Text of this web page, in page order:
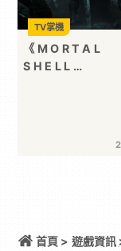
《MORTAL
SHELL…
TV掌機
首頁 > 遊戲資訊